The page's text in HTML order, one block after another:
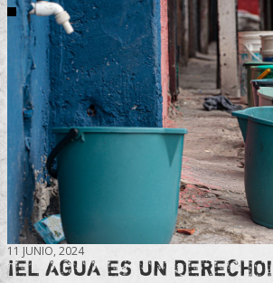
11 JUNIO, 2024
¡EL AGUA ES UN DERECHO!